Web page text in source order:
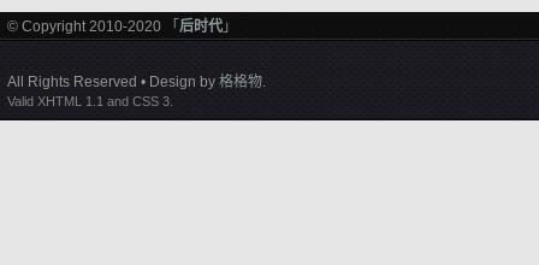
© Copyright 2010-2020 「 后时代 」
All Rights Reserved • Design by 格格物.
Valid XHTML 1.1 and CSS 3.